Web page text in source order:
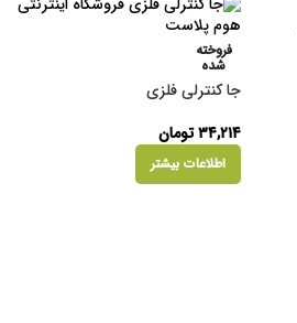
فروخته
شده
جا کنترلی فلزی
۳۴,۲۱۴تومان
اطلاعات بیشتر